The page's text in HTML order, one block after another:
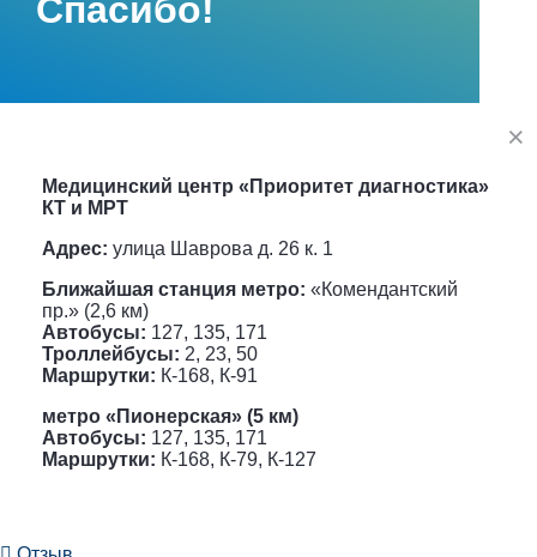
Спасибо!
Медицинский центр «Приоритет диагностика»
КТ и МРТ
Адрес: улица Шаврова д. 26 к. 1
Ближайшая станция метро: «Комендантский
пр.» (2,6 км)
Автобусы: 127, 135, 171
Троллейбусы: 2, 23, 50
Маршрутки: К-168, К-91
метро «Пионерская» (5 км)
Автобусы: 127, 135, 171
Маршрутки: К-168, К-79, К-127